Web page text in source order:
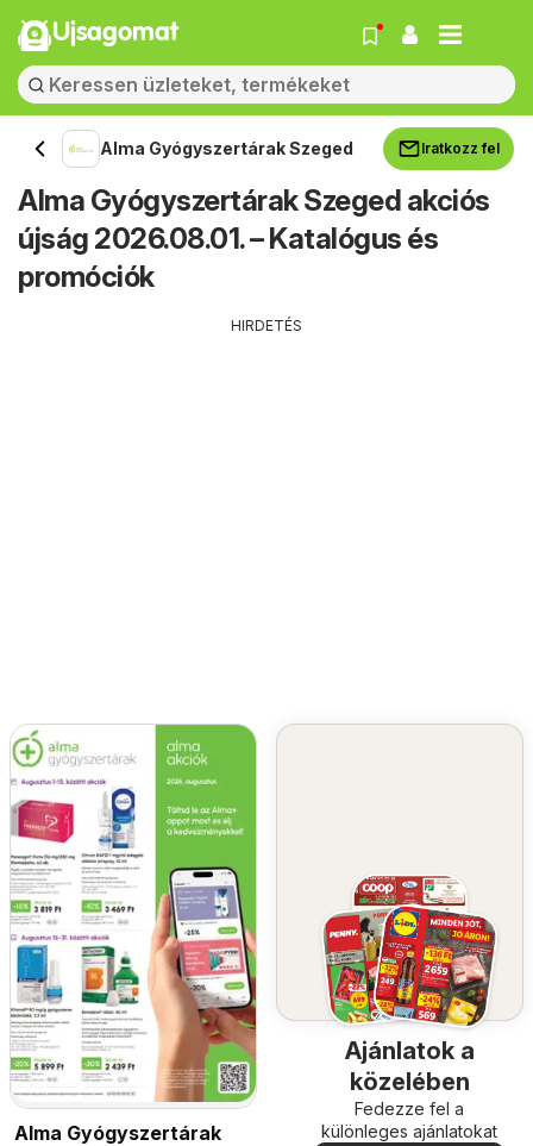
Ujsagomat
Alma Gyógyszertárak Szeged Iratkozz fel
Alma Gyógyszertárak Szeged akciós
újság 2026.08.01. – Katalógus és
promóciók
HIRDETÉS
Alma Gyógyszertárak
Ajánlatok a
közelében
Fedezze fel a
különleges ajánlatokat